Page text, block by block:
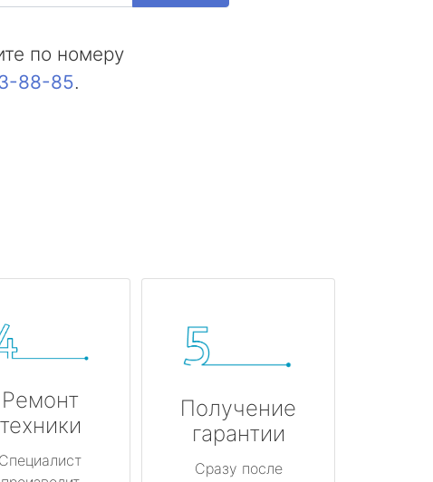
по номеру
88-85.
Ремонт
техники
Специалист
Получение
гарантии
Сразу после